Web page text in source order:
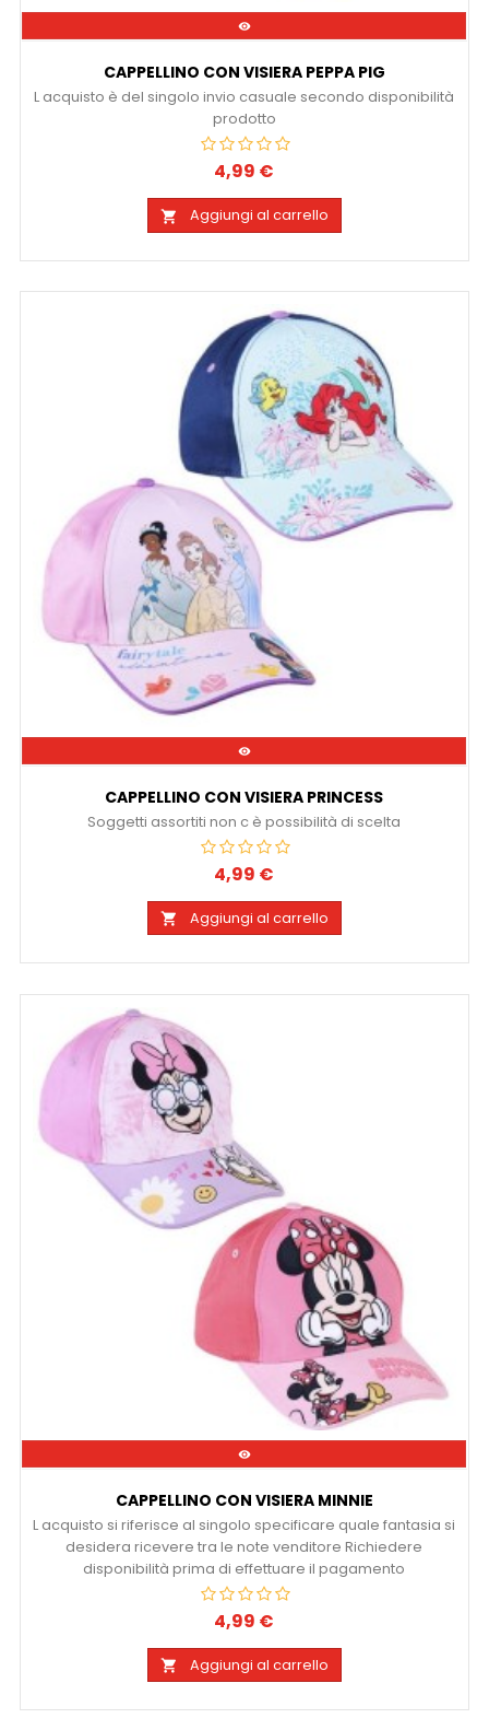

CAPPELLINO CON VISIERA PEPPA PIG
L acquisto è del singolo invio casuale secondo disponibilità
prodotto
Prezzo
4,99 €
 Aggiungi al carrello

CAPPELLINO CON VISIERA PRINCESS
Soggetti assortiti non c è possibilità di scelta
Prezzo
4,99 €
 Aggiungi al carrello

CAPPELLINO CON VISIERA MINNIE
L acquisto si riferisce al singolo specificare quale fantasia si
desidera ricevere tra le note venditore Richiedere
disponibilità prima di effettuare il pagamento
Prezzo
4,99 €
 Aggiungi al carrello